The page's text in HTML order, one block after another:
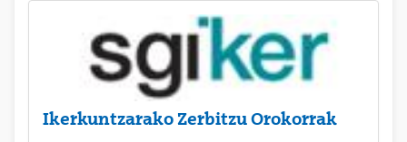
Ikerkuntzarako Zerbitzu Orokorrak